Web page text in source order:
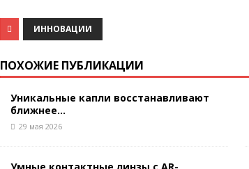
ИННОВАЦИИ
ПОХОЖИЕ ПУБЛИКАЦИИ
Уникальные капли восстанавливают
ближнее...
29 мая 2026